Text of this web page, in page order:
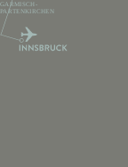
GARMISCH-
PARTENKIRCHEN